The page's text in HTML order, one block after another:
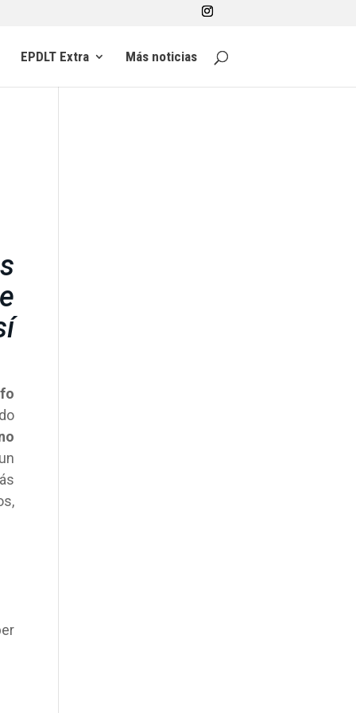
EPDLT Extra Más noticias